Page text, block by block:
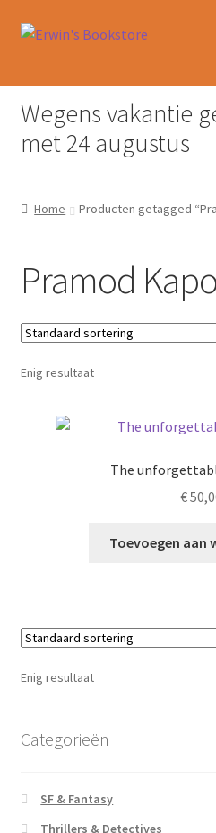
Ga
Ga
Home
Afrekenen
Verzendkosten & Ophalen
Winkelmand
Wegens vakantie
met 24 augustus
Home Producten getagged
Pramod
Enig resultaat
The
€
Toevoegen aan
Enig resultaat
Categorieën
SF & Fantasy
Thrillers & Detectives